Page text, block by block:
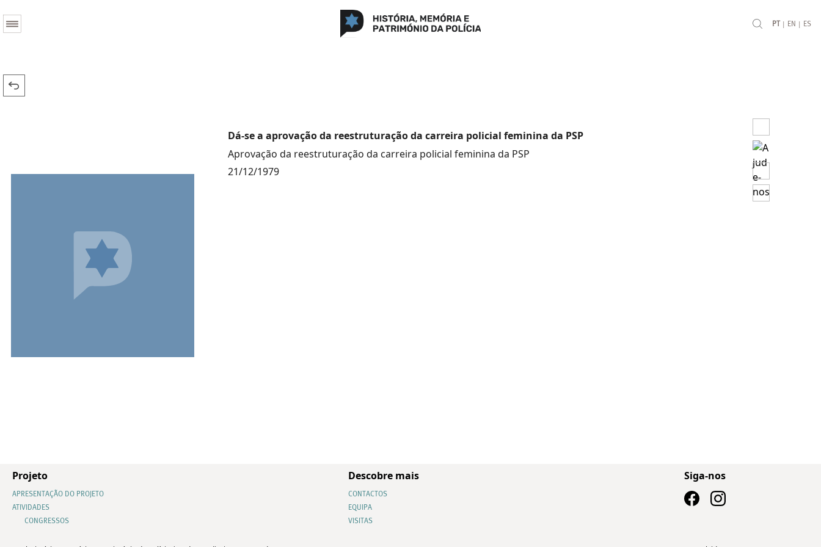
PT | EN | ES
Dá-se a aprovação da reestruturação da carreira policial feminina da PSP
Aprovação da reestruturação da carreira policial feminina da PSP
21/12/1979
Projeto
APRESENTAÇÃO DO PROJETO
ATIVIDADES
CONGRESSOS
Descobre mais
CONTACTOS
EQUIPA
VISITAS
Siga-nos